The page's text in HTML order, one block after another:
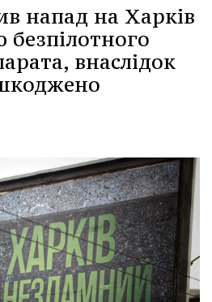
напад на Харків
внаслідок